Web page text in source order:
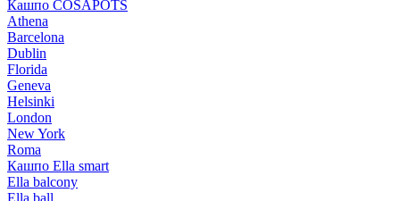
Кашпо COSAPOTS
Athena
Barcelona
Dublin
Florida
Geneva
Helsinki
London
New York
Roma
Кашпо Ella smart
Ella balcony
Ella ball